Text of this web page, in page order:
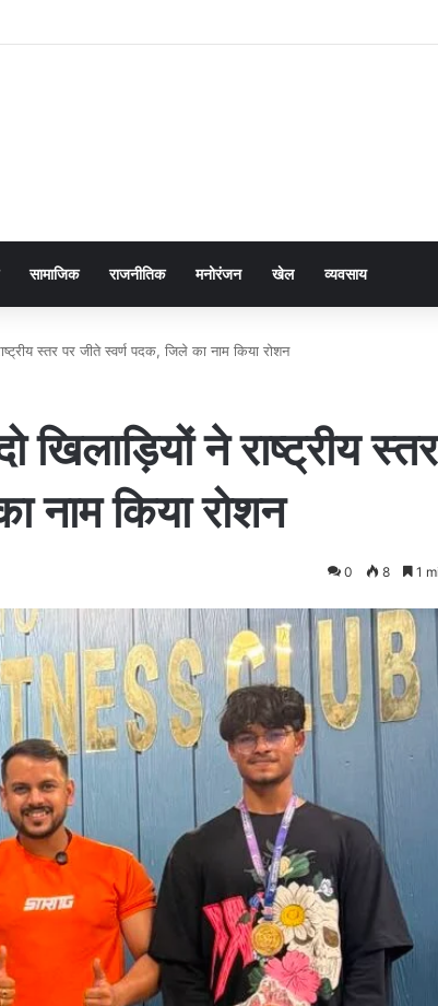
सामाजिक राजनीतिक मनोरंजन खेल व्यवसाय
स्तर पर जीते स्वर्ण पदक, जिले का नाम किया रोशन
ने राष्ट्रीय
नाम किया रोशन
0 8 1